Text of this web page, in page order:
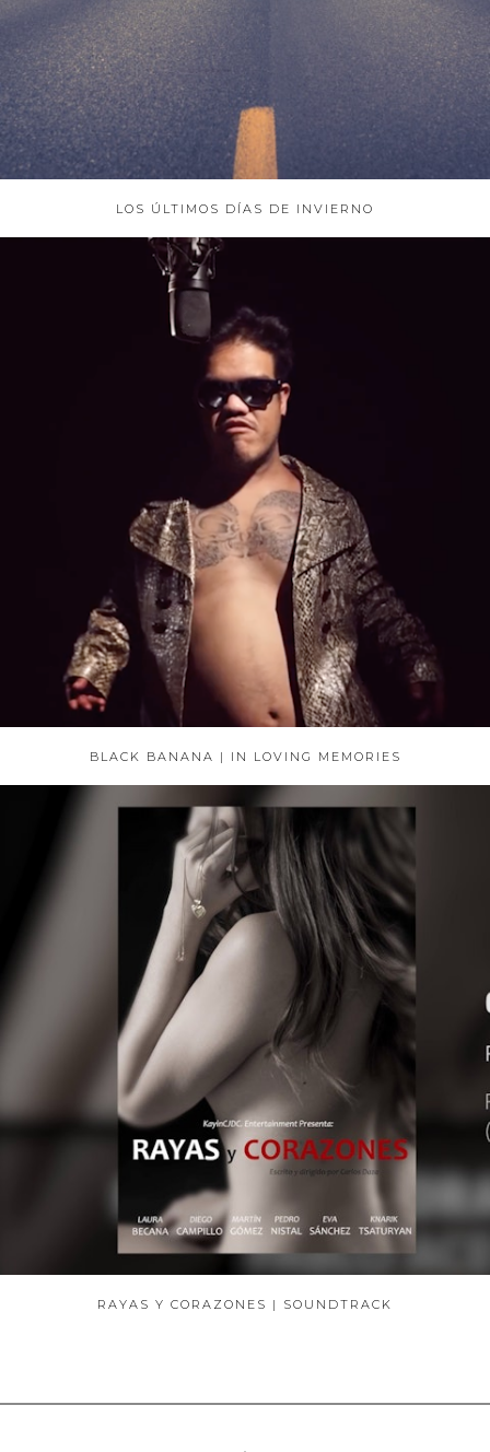
LOS ÚLTIMOS DÍAS DE INVIERNO
BLACK BANANA | IN LOVING MEMORIES
RAYAS Y CORAZONES | SOUNDTRACK